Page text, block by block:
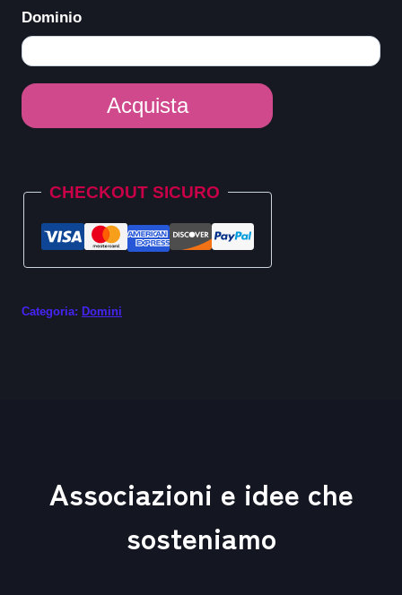
Dominio
Dominio
.nom.es
Acquista
CHECKOUT SICURO
Categoria: Domini
Associazioni e idee che
sosteniamo